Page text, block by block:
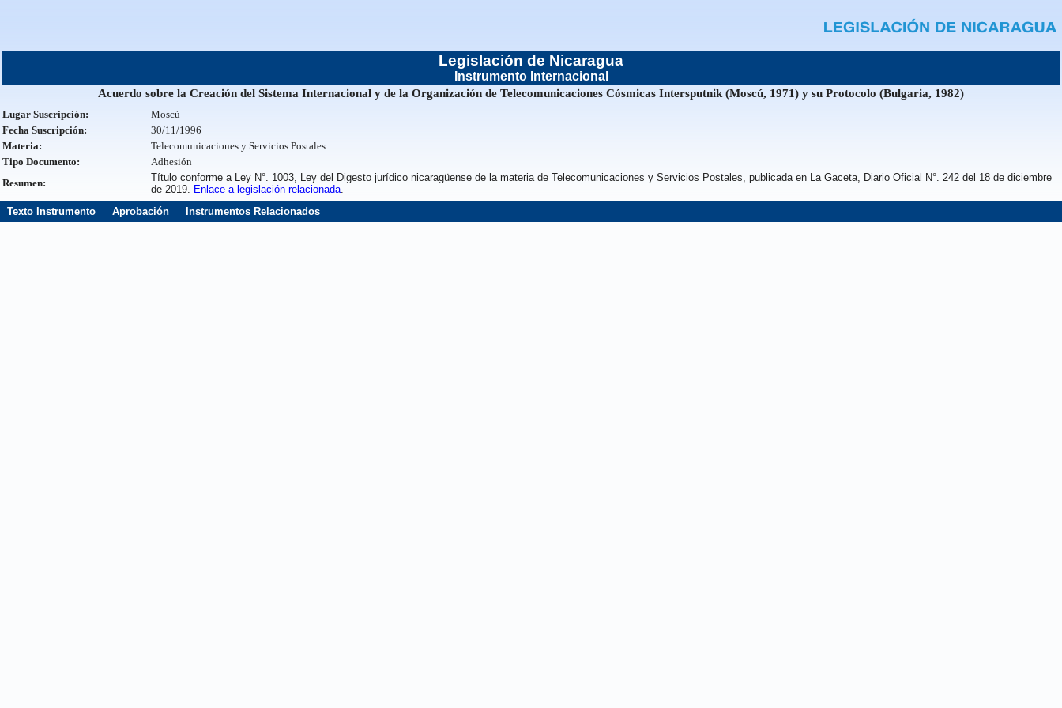
Legislación de Nicaragua
Instrumento Internacional
Acuerdo sobre la Creación del Sistema Internacional y de la Organización de Telecomunicaciones Cósmicas Intersputnik (Moscú, 1971) y su Protocolo (Bulgaria, 1982)
Lugar Suscripción:
Moscú
Fecha Suscripción:
30/11/1996
Materia:
Telecomunicaciones y Servicios Postales
Tipo Documento:
Adhesión
Resumen:
Título conforme a Ley N°. 1003, Ley del Digesto jurídico nicaragüense de la materia de Telecomunicaciones y Servicios Postales, publicada en La Gaceta, Diario Oficial N°. 242 del 18 de diciembre
de 2019. Enlace a legislación relacionada.
Texto Instrumento
Aprobación Instrumentos Relacionados